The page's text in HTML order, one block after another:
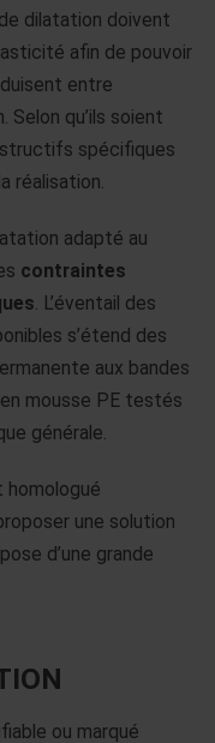
dilatation doivent
afin de pouvoir
entre
qu’ils soient
spécifiques
réalisation.
adapté au
contraintes
. L’éventail des
s’étend des
aux bandes
mousse PE testés
générale.
une solution
d’une grande
ou marqué